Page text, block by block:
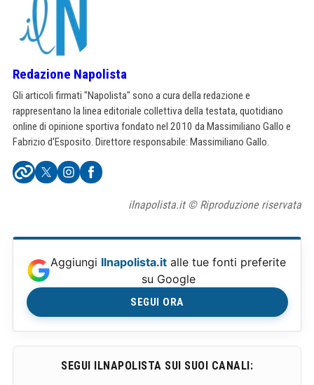
Redazione Napolista
Gli articoli firmati "Napolista" sono a cura della redazione e
rappresentano la linea editoriale collettiva della testata, quotidiano
online di opinione sportiva fondato nel 2010 da Massimiliano Gallo e
Fabrizio d'Esposito. Direttore responsabile: Massimiliano Gallo.
ilnapolista.it © Riproduzione riservata
Aggiungi Ilnapolista.it alle tue fonti preferite
su Google
SEGUI ORA
SEGUI ILNAPOLISTA SUI SUOI CANALI: